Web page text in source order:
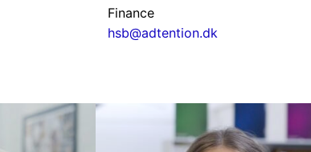
Finance
hsb@adtention.dk